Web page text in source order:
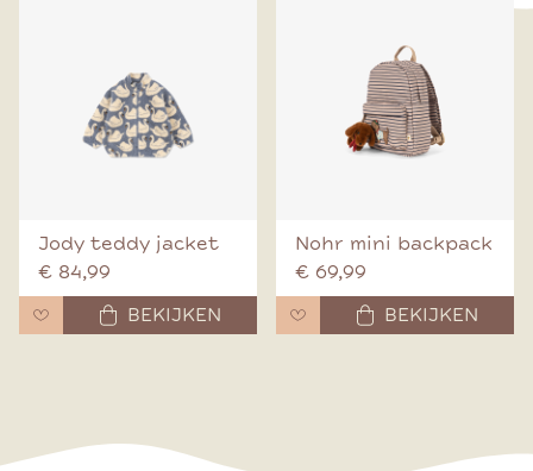
Jody teddy jacket
€ 84,99
BEKIJKEN
Nohr mini backpack
€ 69,99
BEKIJKEN